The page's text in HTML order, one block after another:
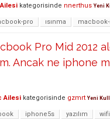
kategorisinde nnerthus Yeni
pro ısınma
Pro Mid 2012
Ancak ne iphone
Ailesi kategorisinde gzmrt Yeni
iphone5s yazılım wifi